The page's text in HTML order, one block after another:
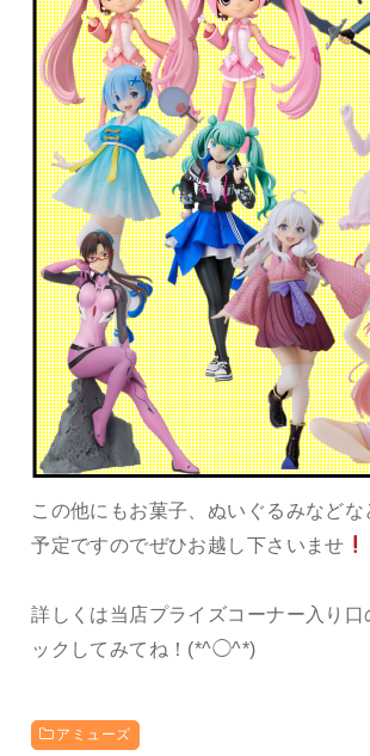
この他にもお菓子、ぬいぐるみなどな
予定ですのでぜひお越し下さいませ
詳しくは当店プライズコーナー入り口
ックしてみてね！(*^◯^*)
アミューズ